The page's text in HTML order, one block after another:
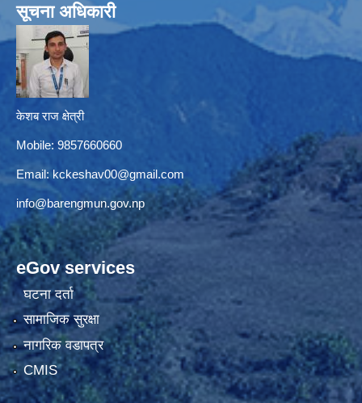
सूचना अधिकारी
केशब राज क्षेत्री
Mobile: 9857660660
Email: kckeshav00@gmail.com
info@barengmun.gov.np
eGov services
घटना दर्ता
सामाजिक सुरक्षा
नागरिक वडापत्र
CMIS